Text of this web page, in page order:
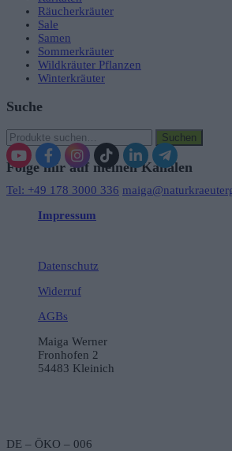
Räucherkräuter
Sale
Samen
Sommerkräuter
Wildkräuter Pflanzen
Winterkräuter
Suche
Suche
nach:
Suchen
Folge mir auf meinen Kanälen
Tel: +49 178 3000 336
Impressum
Datenschutz
Widerruf
AGBs
Maiga Werner
Fronhofen 2
54483 Kleinich
DE – ÖKO – 006